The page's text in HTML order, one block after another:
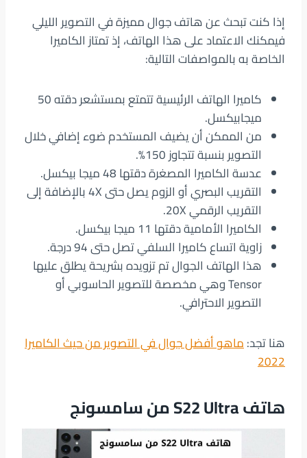
إذا كنت تبحث عن هاتف جوال مميزة في التصوير الليلي
فيمكنك الاعتماد على هذا الهاتف، إذ تمتاز الكاميرا
الخاصة به بالمواصفات التالية:
كاميرا الهاتف الرئيسية تتمتع بمستشعر دقته 50
ميجابيكسل.
من الممكن أن يضيف المستخدم ضوء إضافي خلال
التصوير بنسبة تتجاوز 150%.
عدسة الكاميرا المصغرة دقتها 48 ميجا بيكسل.
التقريب البصري أو الزوم يصل حتى 4X بالإضافة إلى
التقريب الرقمي 20X.
الكاميرا الأمامية دقتها 11 ميجا بيكسل.
زاوية اتساع كاميرا السلفي تصل حتى 94 درجة.
هذا الهاتف الجوال تم تزويده بشريحة يطلق عليها
Tensor وهي مخصصة للتصوير الحاسوبي أو
التصوير الاحترافي.
هنا تجد:ماهو أفضل جوال في التصوير من حيث الكاميرا
2022
هاتف S22 Ultra من سامسونج